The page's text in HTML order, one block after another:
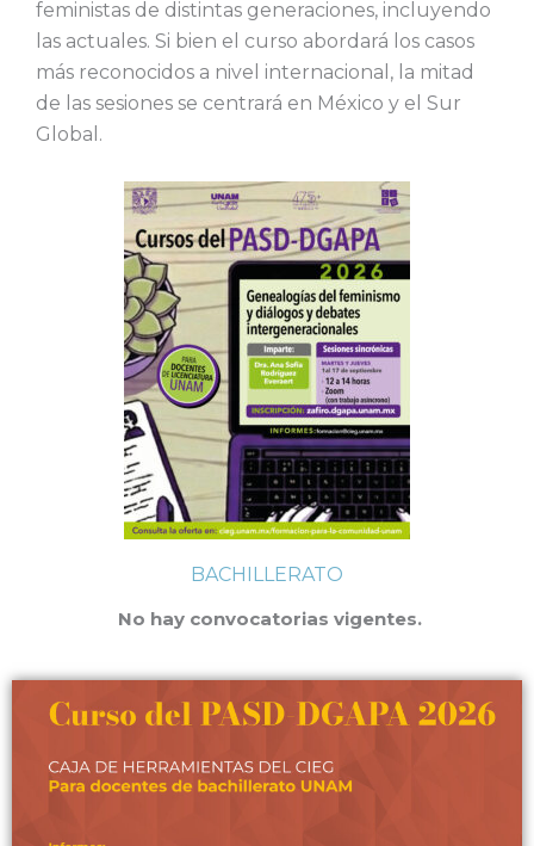
feministas de distintas generaciones, incluyendo
las actuales. Si bien el curso abordará los casos
más reconocidos a nivel internacional, la mitad
de las sesiones se centrará en México y el Sur
Global.
BACHILLERATO
No hay convocatorias vigentes.